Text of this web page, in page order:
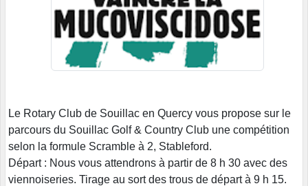
Le Rotary Club de Souillac en Quercy vous propose sur le
parcours du Souillac Golf & Country Club une compétition
selon la formule Scramble à 2, Stableford.
Départ : Nous vous attendrons à partir de 8 h 30 avec des
viennoiseries. Tirage au sort des trous de départ à 9 h 15.